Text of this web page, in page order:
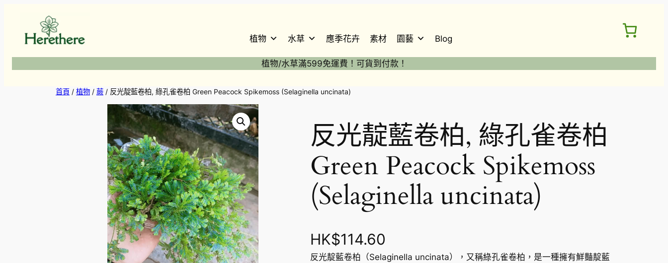
植物 水草 應季花卉 素材 園藝 Blog
植物/水草滿599免運費！可貨到付款！
首頁 / 植物 / 蕨 / 反光靛藍卷柏, 綠孔雀卷柏 Green Peacock Spikemoss (Selaginella uncinata)
反光靛藍卷柏, 綠孔雀卷柏
Green Peacock Spikemoss
(Selaginella uncinata)
HK$114.60
反光靛藍卷柏（Selaginella uncinata），又稱綠孔雀卷柏，是一種擁有鮮豔靛藍